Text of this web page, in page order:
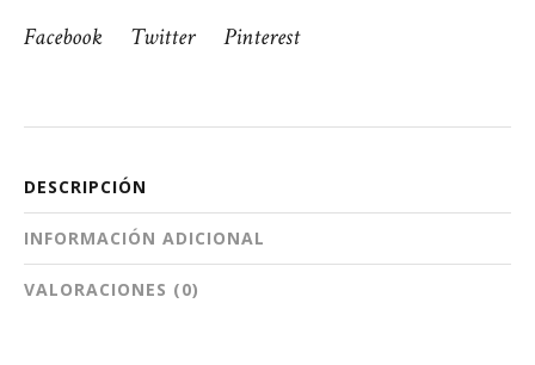
Facebook Twitter Pinterest
DESCRIPCIÓN
INFORMACIÓN ADICIONAL
VALORACIONES (0)